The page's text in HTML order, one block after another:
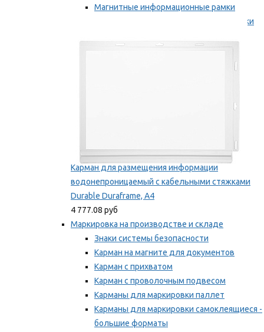
Магнитные информационные рамки
Самоклеящиеся информационные рамки
Карман для размещения информации
водонепроницаемый с кабельными стяжками
Durable Duraframe, А4
4 777.08 руб
Маркировка на производстве и складе
Знаки системы безопасности
Карман на магните для документов
Карман с прихватом
Карман с проволочным подвесом
Карманы для маркировки паллет
Карманы для маркировки самоклеящиеся -
большие форматы